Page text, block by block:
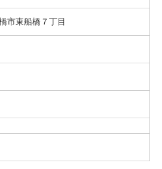
市東船橋７丁目